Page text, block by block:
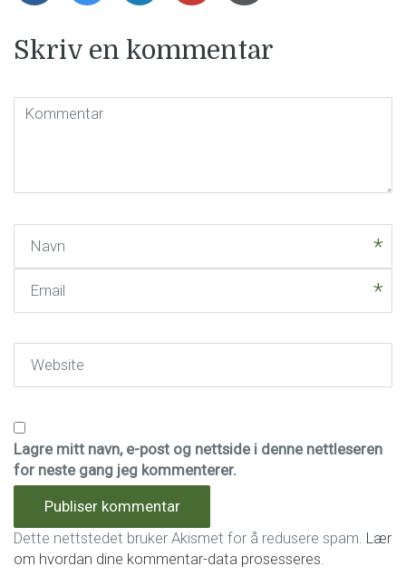
Skriv en kommentar
Kommentar
Lagre mitt navn, e-post og nettside i denne nettleseren
for neste gang jeg kommenterer.
Dette nettstedet bruker Akismet for å redusere spam. Lær
om hvordan dine kommentar-data prosesseres